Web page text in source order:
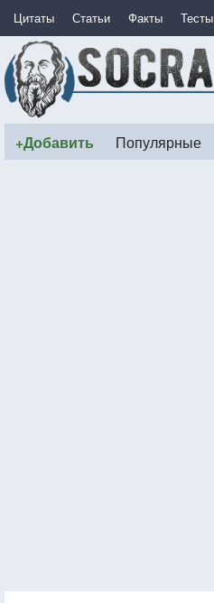
Цитаты Статьи Факты Тесты
+Добавить Популярные